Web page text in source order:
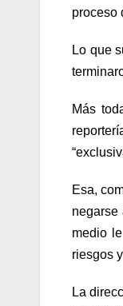
proceso
Lo que
Más
Esa,
negarse
medio
riesgos
La